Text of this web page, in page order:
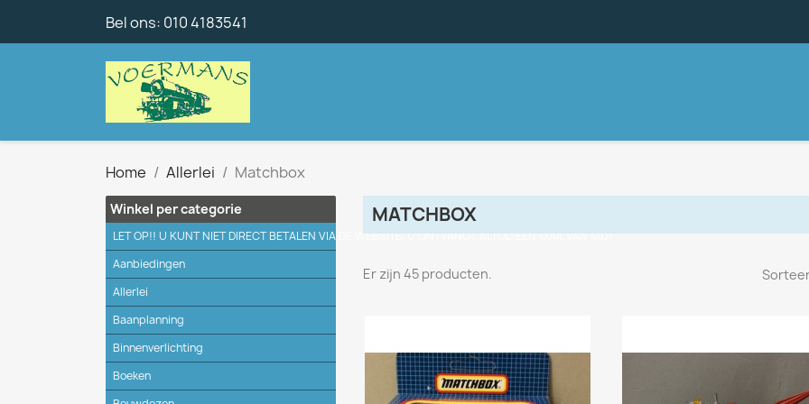
Bel ons: 010 4183541
Home Allerlei Matchbox
Winkel per categorie
LET OP!! U KUNT NIET DIRECT BETALEN VIA DE WEBSITE, U ONTVANGT ALTIJD EEN MAIL VAN MIJ!
Aanbiedingen
Allerlei
Baanplanning
Binnenverlichting
Boeken
MATCHBOX
Er zijn 45 producten.